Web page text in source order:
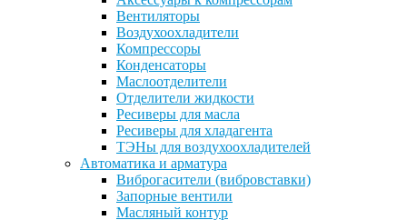
Вентиляторы
Воздухоохладители
Компрессоры
Конденсаторы
Маслоотделители
Отделители жидкости
Ресиверы для масла
Ресиверы для хладагента
ТЭНы для воздухоохладителей
Автоматика и арматура
Виброгасители (вибровставки)
Запорные вентили
Масляный контур